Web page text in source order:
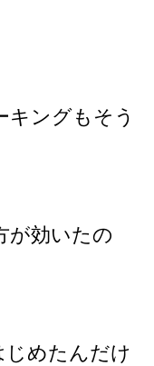
キングもそう
が効いたの
じめたんだけ